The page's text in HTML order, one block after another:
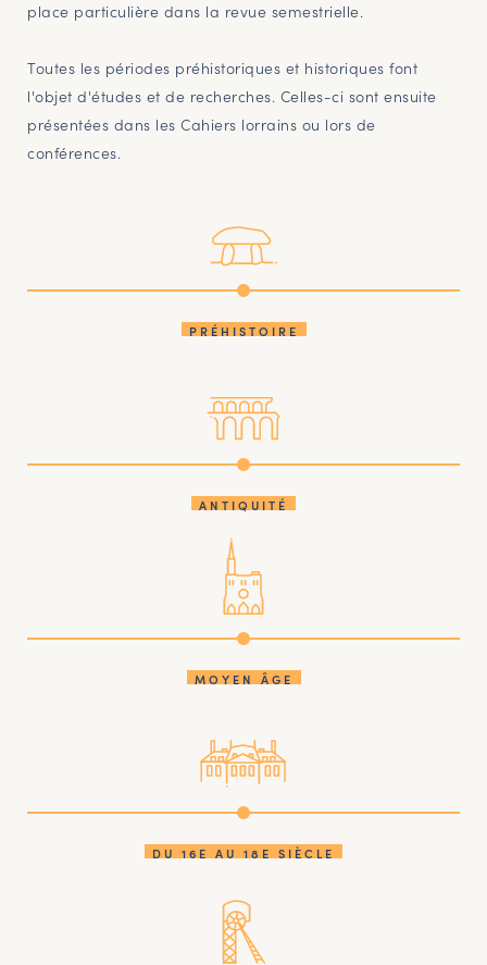
place particulière dans la revue semestrielle.
Toutes les périodes préhistoriques et historiques font
l'objet d'études et de recherches. Celles-ci sont ensuite
présentées dans les Cahiers lorrains ou lors de
conférences.
PRÉHISTOIRE
ANTIQUITÉ
MOYEN ÂGE
DU 16E AU 18E SIÈCLE